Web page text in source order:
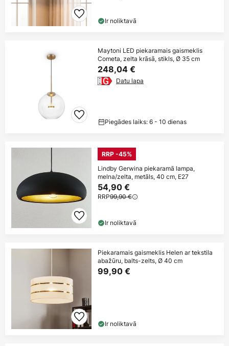
Ir noliktavā
Maytoni LED piekaramais gaismeklis
Cometa, zelta krāsā, stikls, Ø 35 cm
248,04 €
Datu lapa
Piegādes laiks: 6 - 10 dienas
RRP -45%
Lindby Gerwina piekaramā lampa,
melna/zelta, metāls, 40 cm, E27
54,90 €
RRP99,90 €
Ir noliktavā
Piekaramais gaismeklis Helen ar tekstila
abažūru, balts-zelts, Ø 40 cm
99,90 €
Ir noliktavā